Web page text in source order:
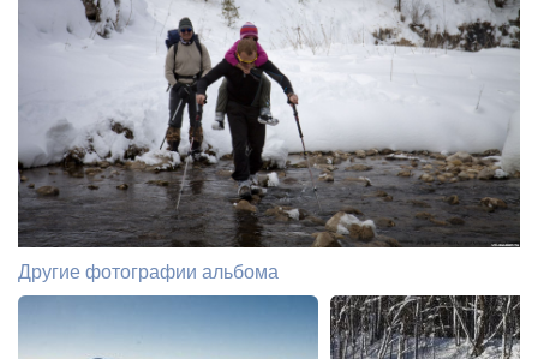
Другие фотографии альбома